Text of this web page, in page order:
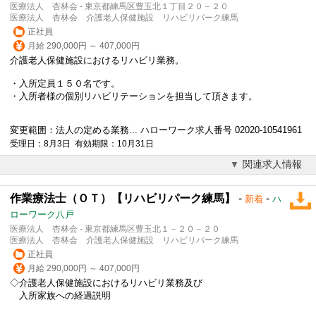
医療法人 杏林会 - 東京都練馬区豊玉北１丁目２０－２０
医療法人 杏林会 介護老人保健施設 リハビリパーク練馬
正社員
月給 290,000円 ～ 407,000円
介護老人保健施設におけるリハビリ業務。
・入所定員１５０名です。
・入所者様の個別リハビリテーションを担当して頂きます。
変更範囲：法人の定める業務... ハローワーク求人番号 02020-10541961
受理日：8月3日 有効期限：10月31日
関連求人情報
作業療法士（ＯＴ）【リハビリパーク練馬】 - 新着 - ハ
ローワーク八戸
医療法人 杏林会 - 東京都練馬区豊玉北１－２０－２０
医療法人 杏林会 介護老人保健施設 リハビリパーク練馬
正社員
月給 290,000円 ～ 407,000円
◇介護老人保健施設におけるリハビリ業務及び
入所家族への経過説明